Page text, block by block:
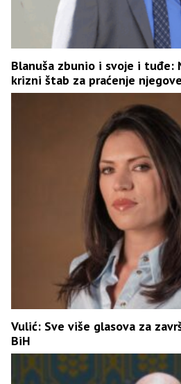
Blanuša zbunio i svoje i tuđe:
krizni štab za praćenje
Vulić: Sve više glasova za
BiH